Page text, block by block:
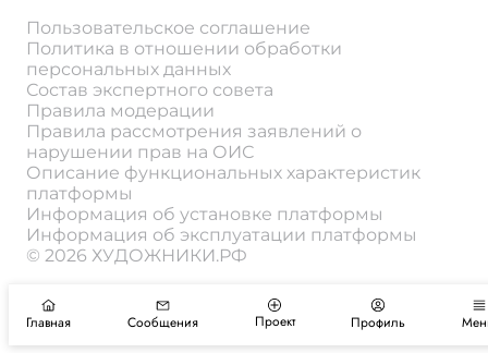
Пользовательское соглашение
Политика в отношении обработки
персональных данных
Состав экспертного совета
Правила модерации
Правила рассмотрения заявлений о
нарушении прав на ОИС
Описание функциональных характеристик
платформы
Информация об установке платформы
Информация об эксплуатации платформы
© 2026 ХУДОЖНИКИ.РФ
Главная Сообщения Проект Профиль